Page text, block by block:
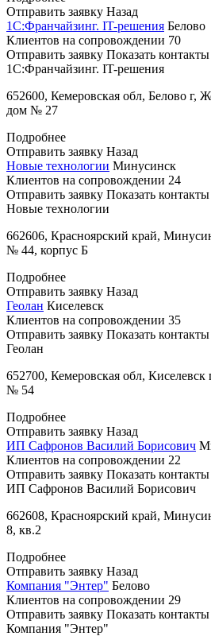
Отправить заявку Назад
1С:Франчайзинг. IT-решения Белово
Клиентов на сопровождении 70
Отправить заявку Показать контакты
1С:Франчайзинг. IT-решения
652600, Кемеровская обл, Белово г,
дом № 27
Подробнее
Отправить заявку Назад
Новые технологии Минусинск
Клиентов на сопровождении 24
Отправить заявку Показать контакты
Новые технологии
662606, Красноярский край,
№ 44, корпус Б
Подробнее
Отправить заявку Назад
Геолан Киселевск
Клиентов на сопровождении 35
Отправить заявку Показать контакты
Геолан
652700, Кемеровская обл, Киселевск
№ 54
Подробнее
Отправить заявку Назад
ИП Сафронов Василий Борисович
Клиентов на сопровождении 22
Отправить заявку Показать контакты
ИП Сафронов Василий Борисович
662608, Красноярский край,
8, кв.2
Подробнее
Отправить заявку Назад
Компания "Энтер" Белово
Клиентов на сопровождении 29
Отправить заявку Показать контакты
Компания "Энтер"